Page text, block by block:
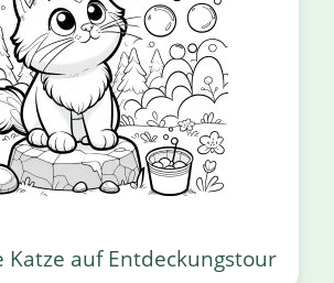
Katze auf Entdeckungstour